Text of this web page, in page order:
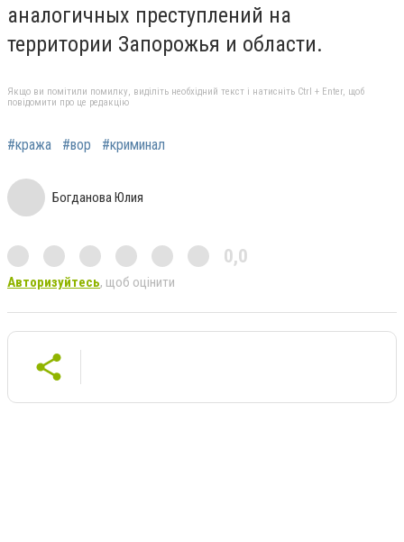
аналогичных преступлений на
территории Запорожья и области.
Якщо ви помітили помилку, виділіть необхідний текст і натисніть Ctrl + Enter, щоб
повідомити про це редакцію
#кража #вор #криминал
Богданова Юлия
0,0
Авторизуйтесь, щоб оцінити